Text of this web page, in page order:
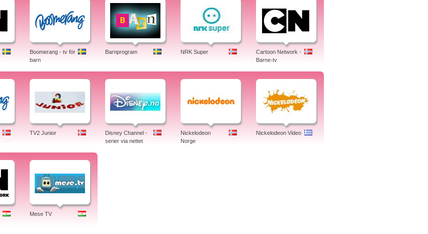
Boomerang - tv för
barn
Barnprogram NRK Super
Cartoon Network -
Barne-tv
TV2 Junior
Disney Channel -
serier via nettet
Nickelodeon
Norge
Nickelodeon Video
Mese TV